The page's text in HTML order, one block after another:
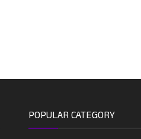
POPULAR CATEGORY